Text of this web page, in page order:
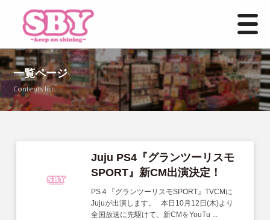
HOME
お知らせ一覧
よくあるご質問
一覧ページ
Contents list
Juju PS4『グランツーリスモ
SPORT』新CM出演決定！
PS４『グランツーリスモSPORT』TVCMに
Jujuが出演します。 本日10月12日(木)より
全国放送に先駆けて、新CMをYouTu ...